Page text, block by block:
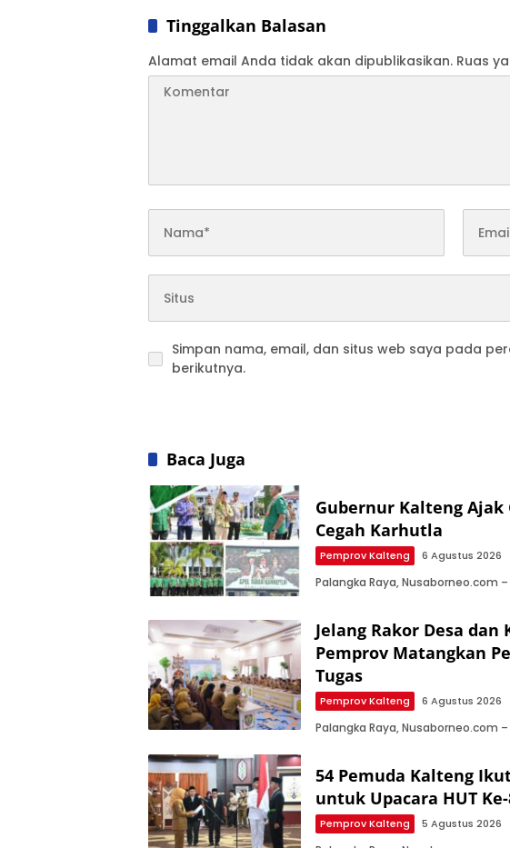
Tinggalkan Balasan
Alamat email Anda tidak akan dipublikasikan. Ruas
Simpan nama, email, dan situs web saya pada
berikutnya.
Baca Juga
Gubernur Kalteng Ajak
Cegah Karhutla
Pemprov Kalteng 6 Agustus 2026
Palangka Raya, Nusaborneo.com
Jelang Rakor Desa
Pemprov Matangkan
Tugas
Pemprov Kalteng 6 Agustus 2026
Palangka Raya, Nusaborneo.com
54 Pemuda Kalteng
untuk Upacara HUT Ke-
Pemprov Kalteng 5 Agustus 2026